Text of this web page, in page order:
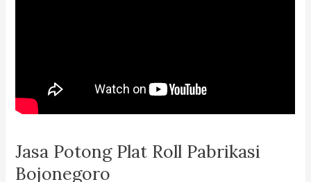
Jasa Potong Plat Roll Pabrikasi
Bojonegoro